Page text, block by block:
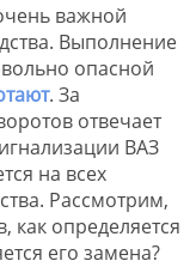
важной
Выполнение
опасной
. За
отвечает
ВАЗ
на всех
Рассмотрим,
как определяется
его замена?